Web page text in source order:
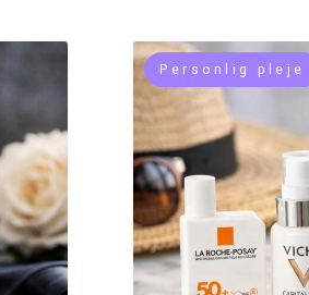
Personlig pleje